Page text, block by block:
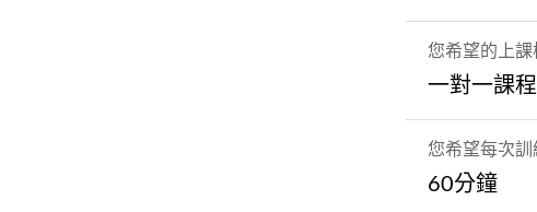
您希望的上課
一對一課
您希望每次訓
60分鐘